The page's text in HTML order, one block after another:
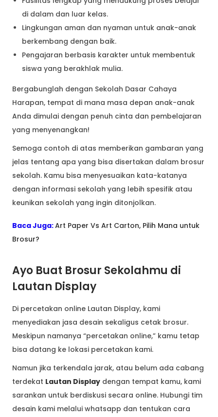
di dalam dan luar kelas.
Lingkungan aman dan nyaman untuk anak-anak
berkembang dengan baik.
Pengajaran berbasis karakter untuk membentuk
siswa yang berakhlak mulia.
Bergabunglah dengan Sekolah Dasar Cahaya
Harapan, tempat di mana masa depan anak-anak
Anda dimulai dengan penuh cinta dan pembelajaran
yang menyenangkan!
Semoga contoh di atas memberikan gambaran yang
jelas tentang apa yang bisa disertakan dalam brosur
sekolah. Kamu bisa menyesuaikan kata-katanya
dengan informasi sekolah yang lebih spesifik atau
keunikan sekolah yang ingin ditonjolkan.
Baca Juga:Art Paper Vs Art Carton, Pilih Mana untuk
Brosur?
Ayo Buat Brosur Sekolahmu di
Lautan Display
Di percetakan online Lautan Display, kami
menyediakan jasa desain sekaligus cetak brosur.
Meskipun namanya “percetakan online,” kamu tetap
bisa datang ke lokasi percetakan kami.
Namun jika terkendala jarak, atau belum ada cabang
terdekat Lautan Display dengan tempat kamu, kami
sarankan untuk berdiskusi secara online. Hubungi tim
desain kami melalui whatsapp dan tentukan cara